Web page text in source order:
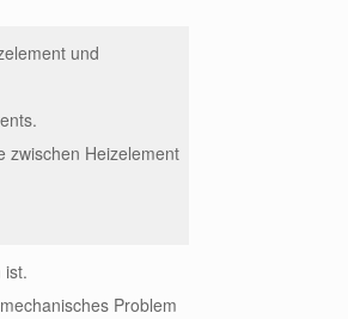
und
zwischen Heizelement
ist.
Problem